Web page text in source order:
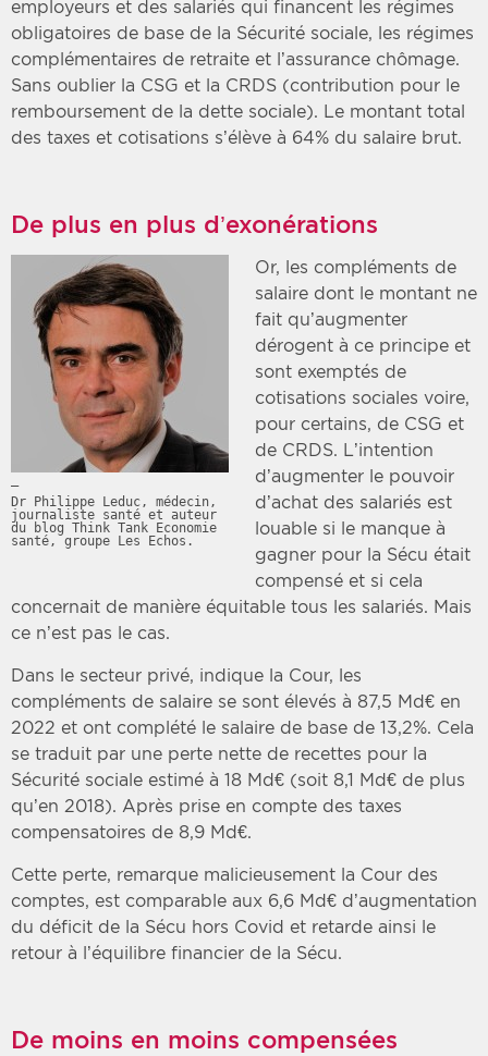
employeurs et des salariés qui financent les régimes
obligatoires de base de la Sécurité sociale, les régimes
complémentaires de retraite et l’assurance chômage.
Sans oublier la CSG et la CRDS (contribution pour le
remboursement de la dette sociale). Le montant total
des taxes et cotisations s’élève à 64% du salaire brut.
De plus en plus d’exonérations
Dr Philippe Leduc, médecin,
journaliste santé et auteur
du blog Think Tank Economie
santé, groupe Les Echos.
Or, les compléments de
salaire dont le montant ne
fait qu’augmenter
dérogent à ce principe et
sont exemptés de
cotisations sociales voire,
pour certains, de CSG et
de CRDS. L’intention
d’augmenter le pouvoir
d’achat des salariés est
louable si le manque à
gagner pour la Sécu était
compensé et si cela
concernait de manière équitable tous les salariés. Mais
ce n’est pas le cas.
Dans le secteur privé, indique la Cour, les
compléments de salaire se sont élevés à 87,5 Md€ en
2022 et ont complété le salaire de base de 13,2%. Cela
se traduit par une perte nette de recettes pour la
Sécurité sociale estimé à 18 Md€ (soit 8,1 Md€ de plus
qu’en 2018). Après prise en compte des taxes
compensatoires de 8,9 Md€.
Cette perte, remarque malicieusement la Cour des
comptes, est comparable aux 6,6 Md€ d’augmentation
du déficit de la Sécu hors Covid et retarde ainsi le
retour à l’équilibre financier de la Sécu.
De moins en moins compensées